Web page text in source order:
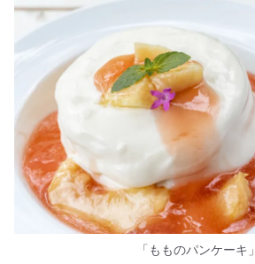
「もものパンケーキ」